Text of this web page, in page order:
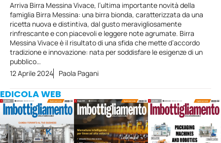
Arriva Birra Messina Vivace, l’ultima importante novità della
famiglia Birra Messina: una birra bionda, caratterizzata da una
ricetta nuova e distintiva, dal gusto meravigliosamente
rinfrescante e con piacevoli e leggere note agrumate. Birra
Messina Vivace è il risultato di una sfida che mette d’accordo
tradizione e innovazione: nata per soddisfare le esigenze di un
pubblico…
12 Aprile 2024
Paola Pagani
EDICOLA WEB